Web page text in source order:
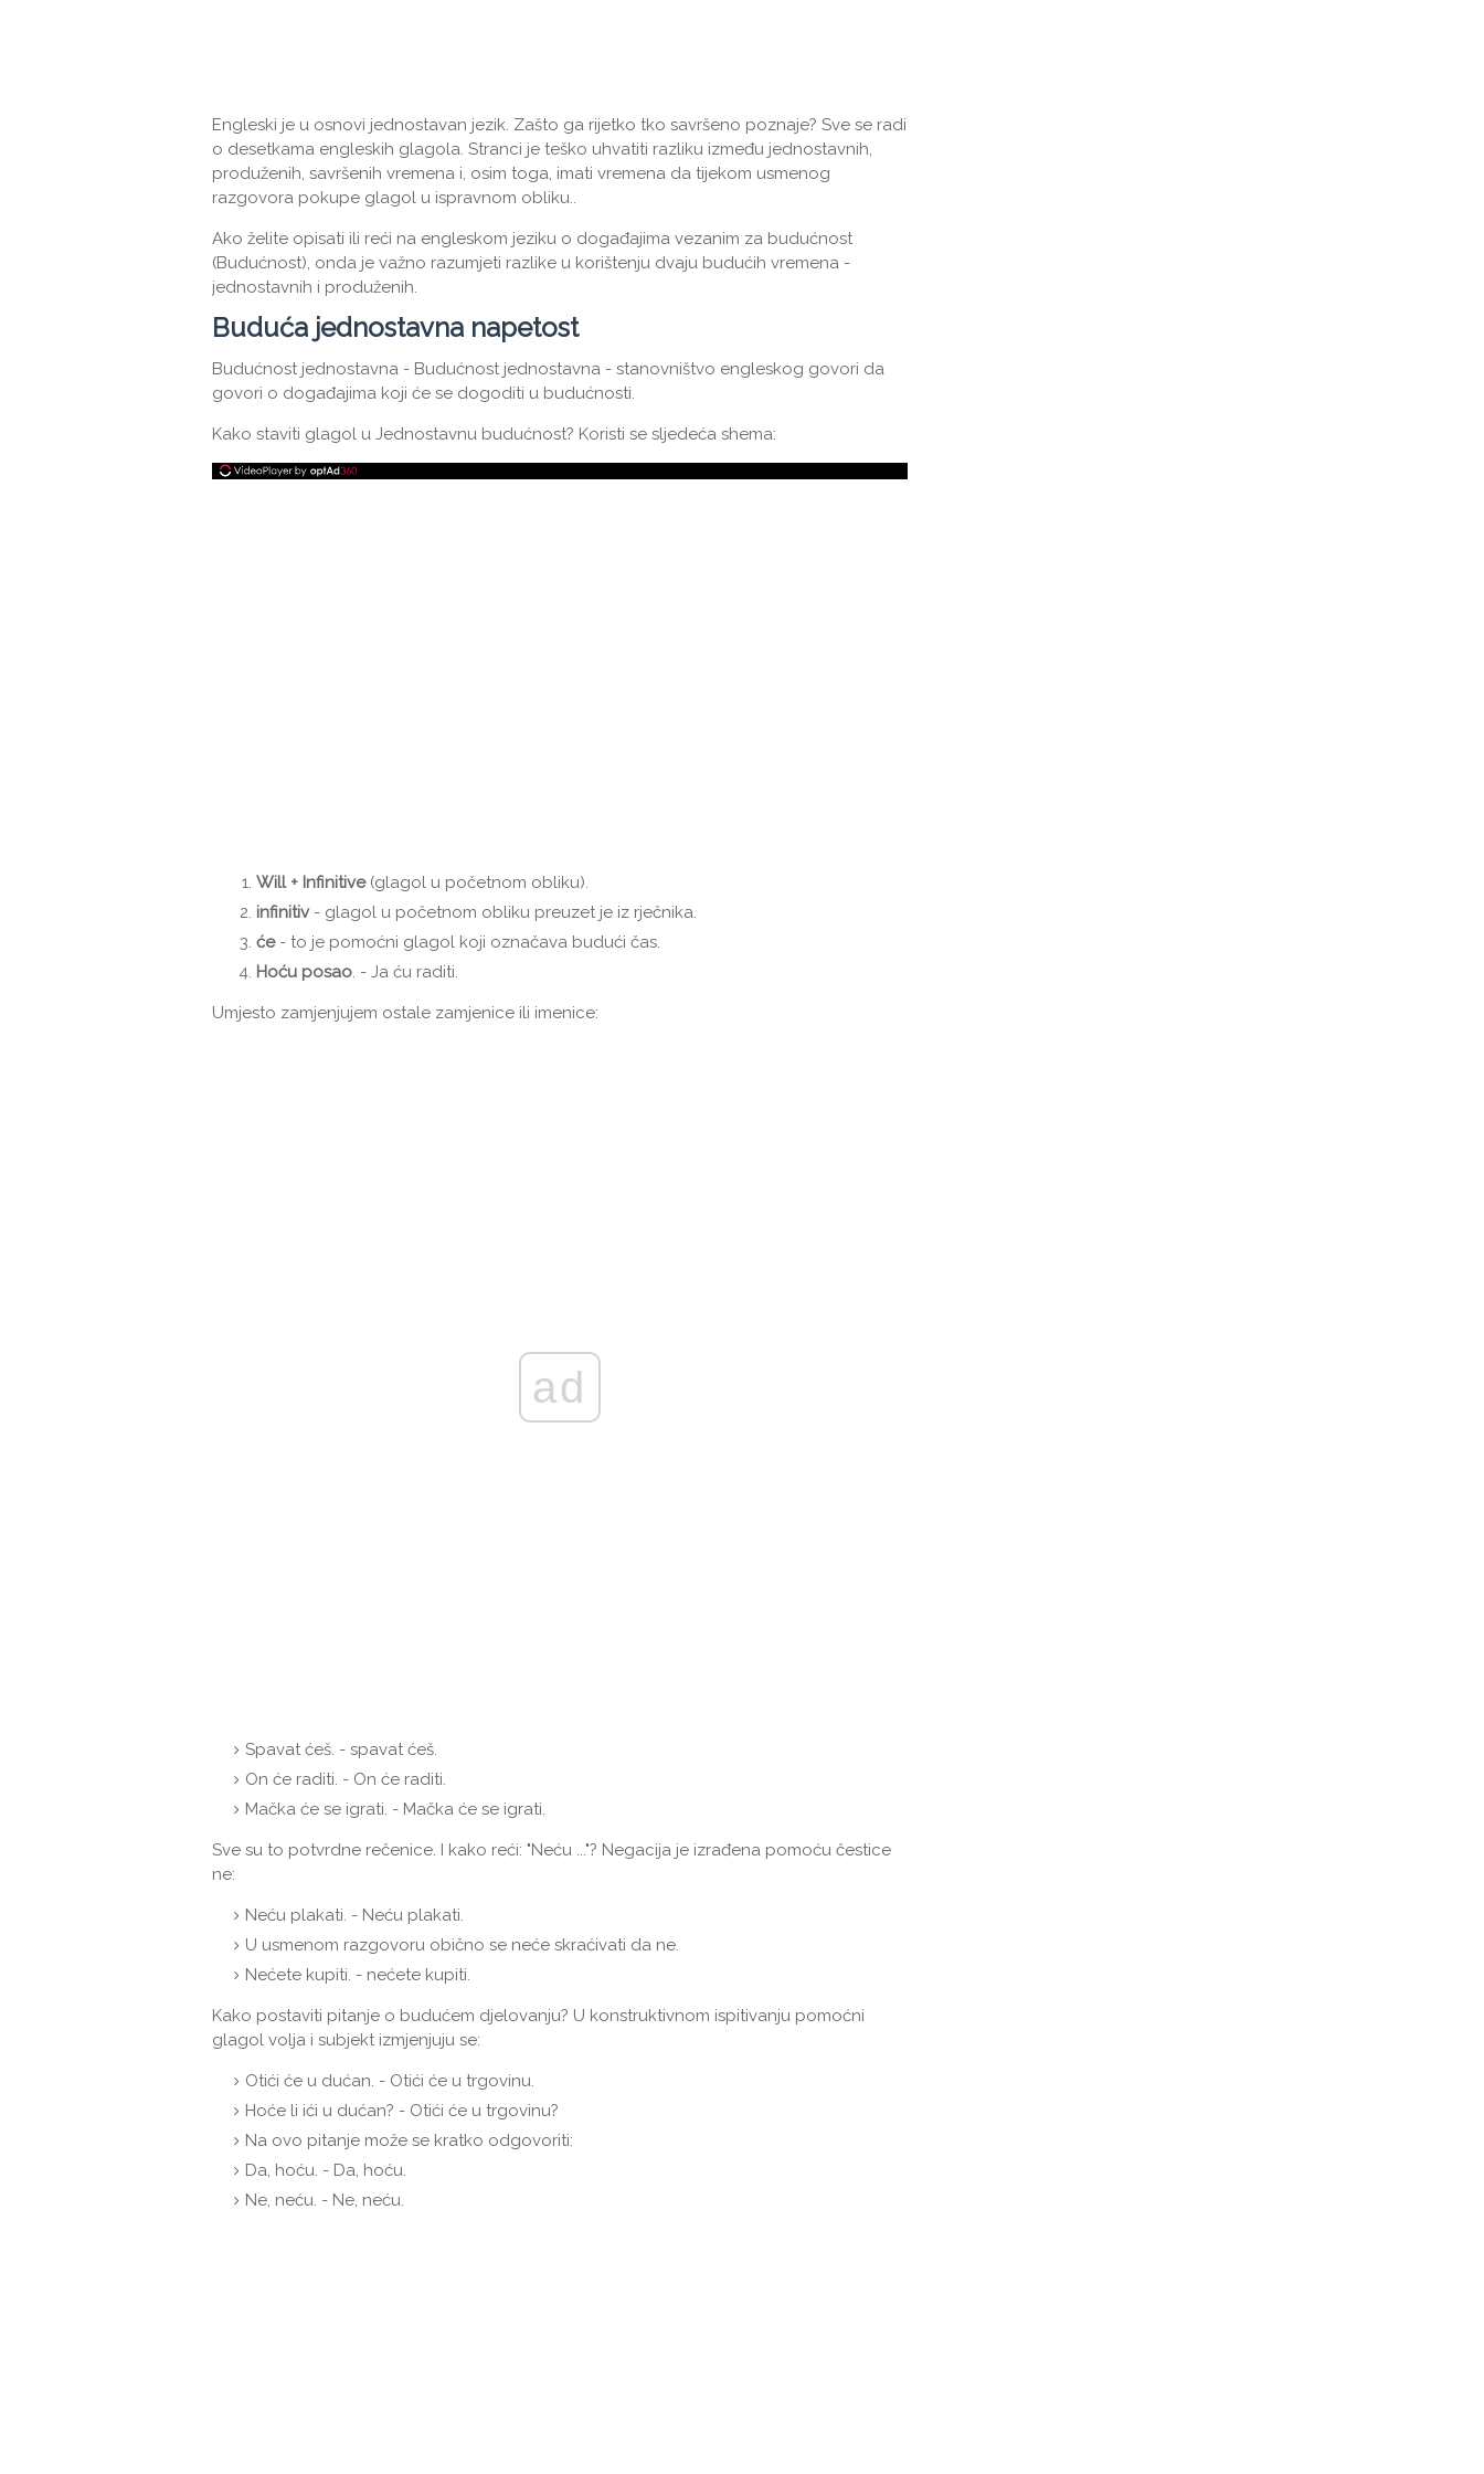
Engleski je u osnovi jednostavan jezik. Zašto ga rijetko tko savršeno poznaje? Sve se radi
o desetkama engleskih glagola. Stranci je teško uhvatiti razliku između jednostavnih,
produženih, savršenih vremena i, osim toga, imati vremena da tijekom usmenog
razgovora pokupe glagol u ispravnom obliku..
Ako želite opisati ili reći na engleskom jeziku o događajima vezanim za budućnost
(Budućnost), onda je važno razumjeti razlike u korištenju dvaju budućih vremena -
jednostavnih i produženih.
Buduća jednostavna napetost
Budućnost jednostavna - Budućnost jednostavna - stanovništvo engleskog govori da
govori o događajima koji će se dogoditi u budućnosti.
Kako staviti glagol u Jednostavnu budućnost? Koristi se sljedeća shema:
Will + Infinitive(glagol u početnom obliku).
infinitiv- glagol u početnom obliku preuzet je iz rječnika.
će- to je pomoćni glagol koji označava budući čas.
Hoću posao. - Ja ću raditi.
Umjesto zamjenjujem ostale zamjenice ili imenice:
ad
Spavat ćeš. - spavat ćeš.
On će raditi. - On će raditi.
Mačka će se igrati. - Mačka će se igrati.
Sve su to potvrdne rečenice. I kako reći: "Neću ..."? Negacija je izrađena pomoću čestice
ne:
Neću plakati. - Neću plakati.
U usmenom razgovoru obično se neće skraćivati ​​da ne.
Nećete kupiti. - nećete kupiti.
Kako postaviti pitanje o budućem djelovanju? U konstruktivnom ispitivanju pomoćni
glagol volja i subjekt izmjenjuju se:
Otići će u dućan. - Otići će u trgovinu.
Hoće li ići u dućan? - Otići će u trgovinu?
Na ovo pitanje može se kratko odgovoriti:
Da, hoću. - Da, hoću.
Ne, neću. - Ne, neću.